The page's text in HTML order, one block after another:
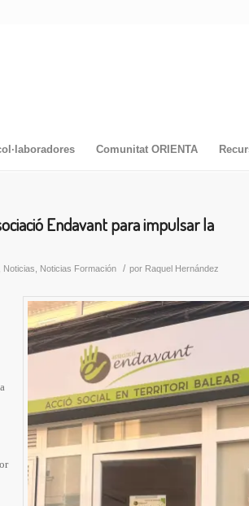
Comunitat ORIENTA
Endavant para impulsar la
Noticias Noticias Formación / por Raquel Hernández